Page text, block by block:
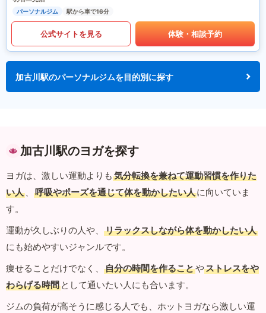
パーソナルジム 駅から車で16分
公式サイトを見る 体験・相談予約
加古川駅のパーソナルジムを目的別に探す
加古川駅のヨガを探す
ヨガは、激しい運動よりも 気分転換を兼ねて運動習慣を作りた
い人 、 呼吸やポーズを通じて体を動かしたい人に向いていま
す。
運動が久しぶりの人や、
リラックスしながら体を動かしたい人
にも始めやすいジャンルです。
痩せることだけでなく、
自分の時間を作ることやストレスをや
わらげる時間 として通いたい人にも合います。
ジムの負荷が高そうに感じる人でも、ホットヨガなら激しい運